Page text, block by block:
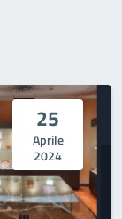
25
Aprile
2024